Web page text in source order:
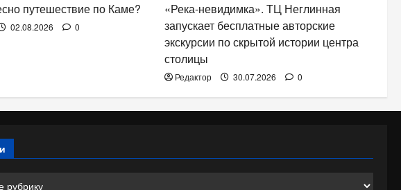
путешествие по Каме?
02.08.2026 0
«Река-невидимка». ТЦ Неглинная
запускает бесплатные авторские
экскурсии по скрытой истории центра
столицы
Редактор 30.07.2026 0